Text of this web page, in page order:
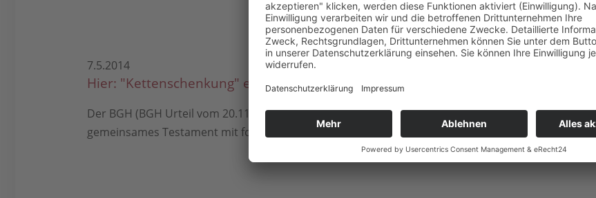
7.5.2014
Hier: "Kettenschenkung" eines Gegenstandes
Der BGH (BGH Urteil vom 20.11.2013, Aktenzeichen IV ZR 54/13) hatte folgenden Fall zu
gemeinsames Testament mit folgendem Inhalt erstellt: ...